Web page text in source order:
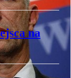
na